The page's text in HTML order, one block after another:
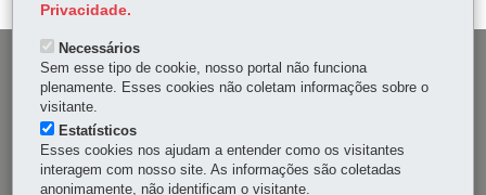
MAPA DO SITE
DENUNCIE CORRUPÇÃO
OUVIDORIA
Privacidade.
Necessários
Sem esse tipo de cookie, nosso portal não funciona
plenamente. Esses cookies não coletam informações sobre o
visitante.
Estatísticos
Esses cookies nos ajudam a entender como os visitantes
interagem com nosso site. As informações são coletadas
anonimamente, não identificam o visitante.